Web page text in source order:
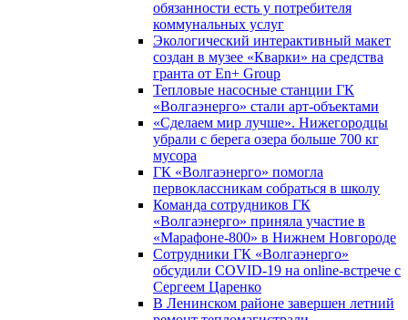
обязанности есть у потребителя
коммунальных услуг
Экологический интерактивный макет
создан в музее «Кварки» на средства
гранта от En+ Group
Тепловые насосные станции ГК
«Волгаэнерго» стали арт-объектами
«Сделаем мир лучше». Нижегородцы
убрали с берега озера больше 700 кг
мусора
ГК «Волгаэнерго» помогла
первоклассникам собраться в школу
Команда сотрудников ГК
«Волгаэнерго» приняла участие в
«Марафоне-800» в Нижнем Новгороде
Сотрудники ГК «Волгаэнерго»
обсудили COVID-19 на online-встрече с
Сергеем Царенко
В Ленинском районе завершен летний